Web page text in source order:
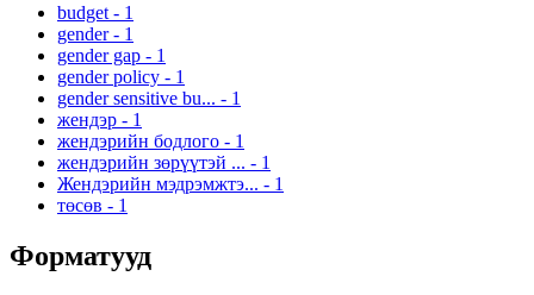
budget - 1
gender - 1
gender gap - 1
gender policy - 1
gender sensitive bu... - 1
жендэр - 1
жендэрийн бодлого - 1
жендэрийн зөрүүтэй ... - 1
Жендэрийн мэдрэмжтэ... - 1
төсөв - 1
Форматууд